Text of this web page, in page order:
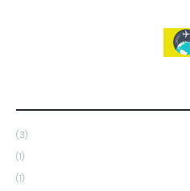
(3)
(1)
(1)